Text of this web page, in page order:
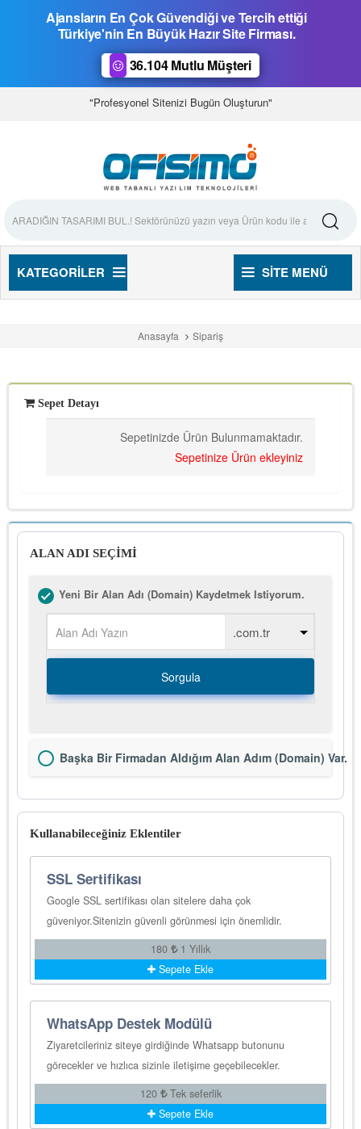
Ajansların En Çok Güvendiği ve Tercih ettiği
Türkiye'nin En Büyük Hazır Site Firması.
36.104 Mutlu Müşteri
"Profesyonel Sitenizi Bugün Oluşturun"
KATEGORILER SITE MENÜ
Anasayfa Sipariş
Sepet Detayı
Sepetinizde Ürün Bulunmamaktadır.
Sepetinize Ürün ekleyiniz
ALAN ADI SEÇİMİ
Yeni Bir Alan Adı (Domain) Kaydetmek Istiyorum.
Sorgula
Başka Bir Firmadan Aldığım Alan Adım (Domain) Var.
Kullanabileceğiniz Eklentiler
SSL Sertifikası
Google SSL sertifikası olan sitelere daha çok
güveniyor.Sitenizin güvenli görünmesi için önemlidir.
180
1 Yıllık
Sepete Ekle
WhatsApp Destek Modülü
Ziyaretcileriniz siteye girdiğinde Whatsapp butonunu
görecekler ve hızlıca sizinle iletişime geçebilecekler.
120
Tek seferlik
Sepete Ekle